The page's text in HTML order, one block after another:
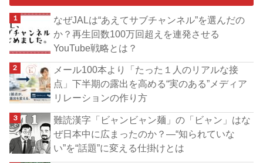
なぜJALは“あえてサブチャンネル”を選んだの
か？再生回数100万回超えを連発させる
YouTube戦略とは？
メール100本より「たった１人のリアルな接
点」下半期の露出を高める“実のある”メディア
リレーションの作り方
難読漢字「ビャンビャン麺」の「ビャン」はな
ぜ日本中に広まったのか？―“知られていな
い”を“話題”に変える仕掛けとは